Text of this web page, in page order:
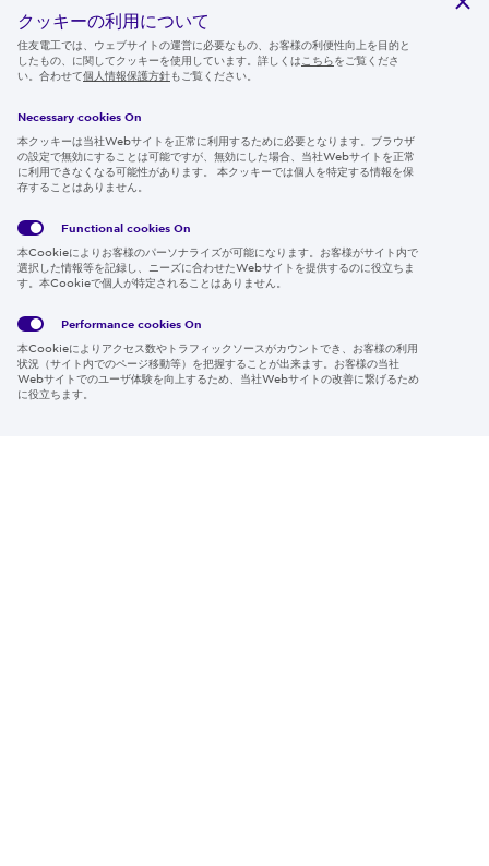
ニュースルーム
IR情報
採用情報
Global
Policy
サイト
約
Region & Language:
Japan | JP
クッキーの利用について
住友電工では、ウェブサイトの運営に必要なもの、お客様の利便性向上を目的と
したもの、に関してクッキーを使用しています。詳しくは こちらをご覧くださ
い。合わせて個人情報保護方針もご覧ください。
Necessary cookies On
本クッキーは当社Webサイトを正常に利用するために必要となります。ブラウザ
の設定で無効にすることは可能ですが、無効にした場合、当社Webサイトを正常
に利用できなくなる可能性があります。 本クッキーでは個人を特定する情報を保
存することはありません。
Functional cookies On
本Cookieによりお客様のパーソナライズが可能になります。お客様がサイト内で
選択した情報等を記録し、ニーズに合わせたWebサイトを提供するのに役立ちま
す。本Cookieで個人が特定されることはありません。
Performance cookies On
本Cookieによりアクセス数やトラフィックソースがカウントでき、お客様の利用
状況（サイト内でのページ移動等）を把握することが出来ます。お客様の当社
Webサイトでのユーザ体験を向上するため、当社Webサイトの改善に繋げるため
に役立ちます。